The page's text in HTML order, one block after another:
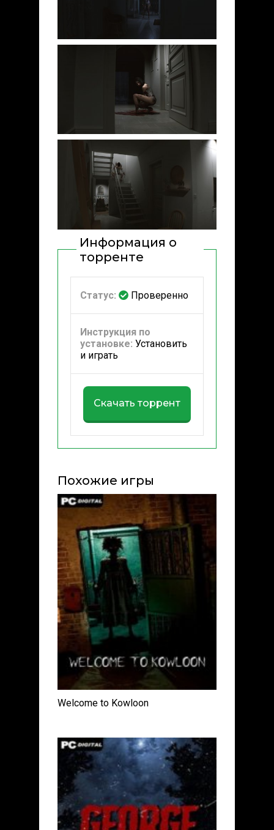
Информация о
торренте
Статус: Проверенно
Инструкция по
установке: Установить
и играть
Скачать торрент
Похожие игры
Welcome to Kowloon